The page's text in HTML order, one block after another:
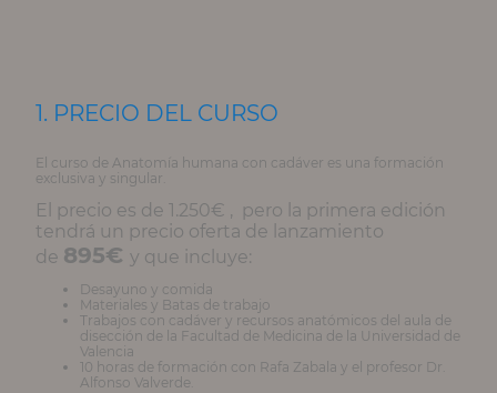
1. PRECIO DEL CURSO
El curso de Anatomía humana con cadáver es una formación
exclusiva y singular.
El precio es de 1.250€ , pero la primera edición
tendrá un precio oferta de lanzamiento
de 895€ y que incluye:
Desayuno y comida
Materiales y Batas de trabajo
Trabajos con cadáver y recursos anatómicos del aula de
disección de la Facultad de Medicina de la Universidad de
Valencia
10 horas de formación con Rafa Zabala y el profesor Dr.
Alfonso Valverde.